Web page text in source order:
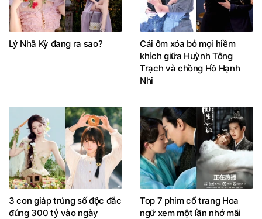
Lý Nhã Kỳ đang ra sao?
Cái ôm xóa bỏ mọi hiềm
khích giữa Huỳnh Tông
Trạch và chồng Hồ Hạnh
Nhi
3 con giáp trúng số độc đắc
đúng 300 tỷ vào ngày
Top 7 phim cổ trang Hoa
ngữ xem một lần nhớ mãi